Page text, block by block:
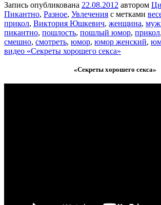
Запись опубликована 22.08.2012 автором
Пикантно, Разное, Увлечения с метками
прикол, Виктория Юшкевич, женщина,
пикантно, пошлость, пошлый юмор, прикол,
смешно, смотреть, юмор, юмор женский,
видео «Cекреты хорошего секса»
«Cекреты хорошего секса»